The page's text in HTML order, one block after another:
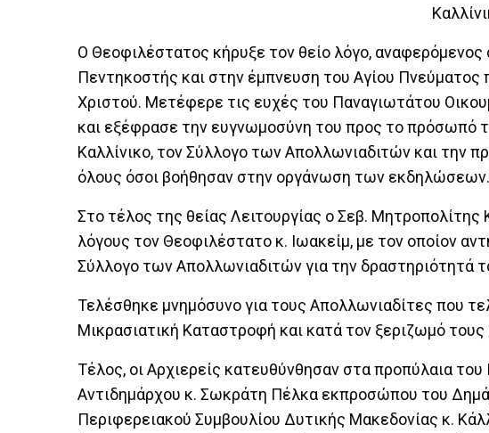
Ο Θεοφιλέστατος κήρυξε τον θείο λόγο,
Πεντηκοστής και στην έμπνευση του Αγίου
Χριστού. Μετέφερε τις ευχές του Παναγιωτάτου
και εξέφρασε την ευγνωμοσύνη του προς το πρόσωπό
Καλλίνικο, τον Σύλλογο των Απολλωνιαδιτών και την
όλους όσοι βοήθησαν στην οργάνωση των εκδηλώσεων.
Στο τέλος της θείας Λειτουργίας ο Σεβ.
λόγους τον Θεοφιλέστατο κ. Ιωακείμ, με τον οποίον
Σύλλογο των Απολλωνιαδιτών για την δραστηριότητά
Τελέσθηκε μνημόσυνο για τους Απολλωνιαδίτες που
Μικρασιατική Καταστροφή και κατά τον ξεριζωμό
Τέλος, οι Αρχιερείς κατευθύνθησαν στα προπύλαια
Αντιδημάρχου κ. Σωκράτη Πέλκα εκπροσώπου του
Περιφερειακού Συμβουλίου Δυτικής Μακεδονίας κ.